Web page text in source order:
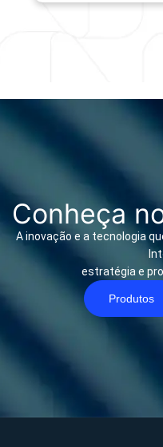
Conheça
A inovação e a tecnologia
estratégia e
Produtos